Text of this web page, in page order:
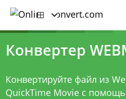
Конвертер
Конвертируйте файл из
QuickTime Movie с